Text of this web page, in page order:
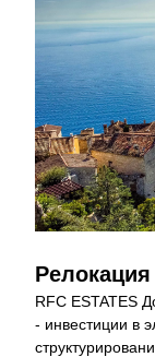
RFC ESTATES
- инвестиции в